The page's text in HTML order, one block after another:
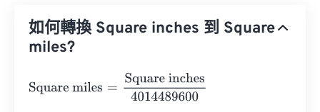
如何轉換 Square inches 到 Square
miles?
Square miles Square inches4014489600